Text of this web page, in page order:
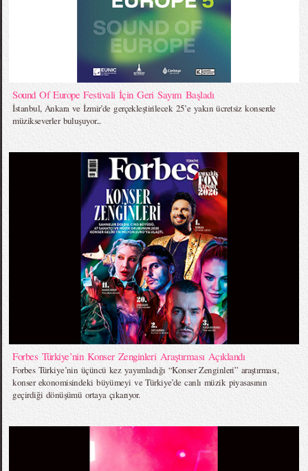
Sound Of Europe Festivali İçin Geri Sayım Başladı
İstanbul, Ankara ve İzmir’de gerçekleştirilecek 25’e yakın ücretsiz konserde
müzikseverler buluşuyor...
Forbes Türkiye’nin Konser Zenginleri Araştırması Açıklandı
Forbes Türkiye’nin üçüncü kez yayımladığı “Konser Zenginleri” araştırması,
konser ekonomisindeki büyümeyi ve Türkiye’de canlı müzik piyasasının
geçirdiği dönüşümü ortaya çıkarıyor.